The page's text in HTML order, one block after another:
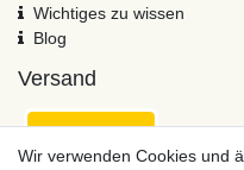
Wichtiges zu wissen
Blog
Versand
Wir verwenden Cookies und